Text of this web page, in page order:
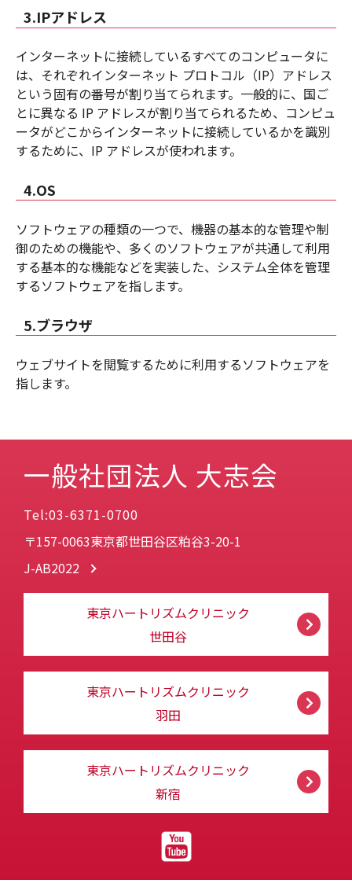
3.IPアドレス
インターネットに接続しているすべてのコンピュータに
は、それぞれインターネット プロトコル（IP）アドレス
という固有の番号が割り当てられます。一般的に、国ご
とに異なる IP アドレスが割り当てられるため、コンピュ
ータがどこからインターネットに接続しているかを識別
するために、IP アドレスが使われます。
4.OS
ソフトウェアの種類の一つで、機器の基本的な管理や制
御のための機能や、多くのソフトウェアが共通して利用
する基本的な機能などを実装した、システム全体を管理
するソフトウェアを指します。
5.ブラウザ
ウェブサイトを閲覧するために利用するソフトウェアを
指します。
一般社団法人 大志会
Tel:03-6371-0700
〒157-0063東京都世田谷区粕谷3-20-1
J-AB2022
東京ハートリズムクリニック
世田谷
東京ハートリズムクリニック
羽田
東京ハートリズムクリニック
新宿